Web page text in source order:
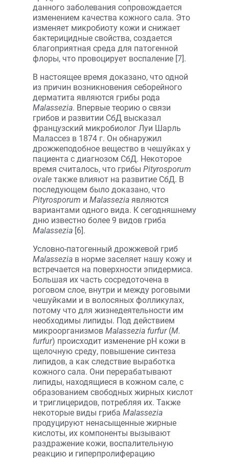
данного заболевания сопровождается
изменением качества кожного сала. Это
изменяет микробиоту кожи и снижает
бактерицидные свойства, создается
благоприятная среда для патогенной
флоры, что провоцирует воспаление [7].
В настоящее время доказано, что одной
из причин возникновения себорейного
дерматита являются грибы рода
Malassezia. Впервые теорию о связи
грибов и развитии СбД высказал
французский микробиолог Луи Шарль
Малассез в 1874 г. Он обнаружил
дрожжеподобное вещество в чешуйках у
пациента с диагнозом СбД. Некоторое
время считалось, что грибы Pityrosporum
ovale также влияют на развитие СбД. В
последующем было доказано, что
Pityrosporum и Malassezia являются
вариантами одного вида. К сегодняшнему
дню известно более 9 видов гриба
Malassezia [6].
Условно-патогенный дрожжевой гриб
Malassezia в норме заселяет нашу кожу и
встречается на поверхности эпидермиса.
Большая их часть сосредоточена в
роговом слое, внутри и между роговыми
чешуйками и в волосяных фолликулах,
потому что для жизнедеятельности им
необходимы липиды. Под действием
микроорганизмов Malassezia furfur (M.
furfur) происходит изменение pH кожи в
щелочную среду, повышение синтеза
липидов, а как следствие выработка
кожного сала. Они перерабатывают
липиды, находящиеся в кожном сале, с
образованием свободных жирных кислот
и триглицеридов, потребляя их. Также
некоторые виды гриба Malassezia
продуцируют ненасыщенные жирные
кислоты, их компоненты вызывают
раздражение кожи, воспалительную
реакцию и гиперпролиферацию